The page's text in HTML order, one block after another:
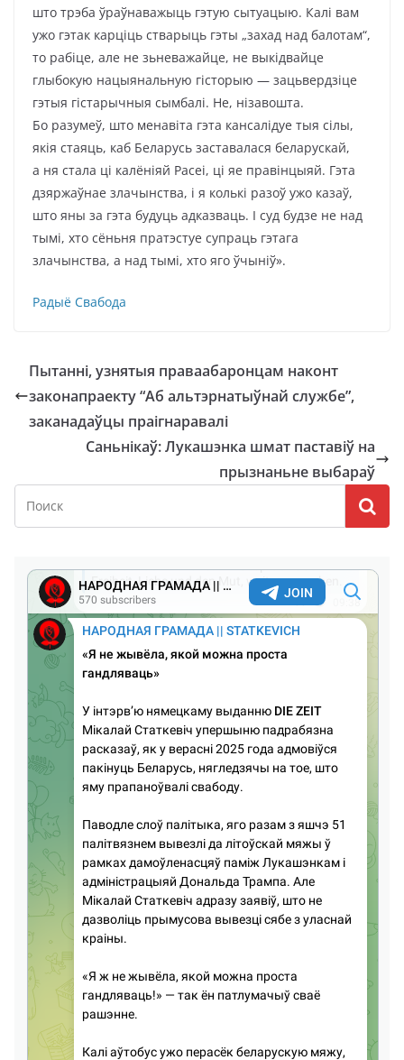
што трэба ўраўнаважыць гэтую сытуацыю. Калі вам
ужо гэтак карціць стварыць гэты „захад над балотам“,
то рабіце, але не зьневажайце, не выкідвайце
глыбокую нацыянальную гісторыю — зацьвердзіце
гэтыя гістарычныя сымбалі. Не, нізавошта.
Бо разумеў, што менавіта гэта кансалідуе тыя сілы,
якія стаяць, каб Беларусь заставалася беларускай,
а ня стала ці калёніяй Расеі, ці яе правінцыяй. Гэта
дзяржаўнае злачынства, і я колькі разоў ужо казаў,
што яны за гэта будуць адказваць. І суд будзе не над
тымі, хто сёньня пратэстуе супраць гэтага
злачынства, а над тымі, хто яго ўчыніў».
Радыё Свабода
Пытанні, узнятыя праваабаронцам наконт
законапраекту “Аб альтэрнатыўнай службе”,
заканадаўцы праігнаравалі
Саньнікаў: Лукашэнка шмат паставіў на
прызнаньне выбараў